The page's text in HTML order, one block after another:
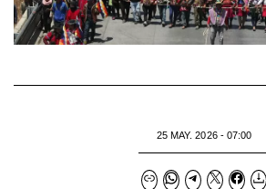
25 MAY. 2026 - 07:00